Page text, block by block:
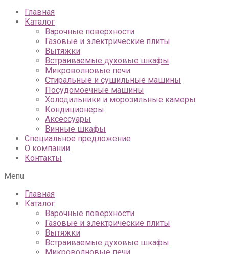
Главная
Каталог
Варочные поверхности
Газовые и электрические плиты
Вытяжки
Встраиваемые духовые шкафы
Микроволновые печи
Стиральные и сушильные машины
Посудомоечные машины
Холодильники и морозильные камеры
Кондиционеры
Аксессуары
Винные шкафы
Специальное предложение
О компании
Контакты
Menu
Главная
Каталог
Варочные поверхности
Газовые и электрические плиты
Вытяжки
Встраиваемые духовые шкафы